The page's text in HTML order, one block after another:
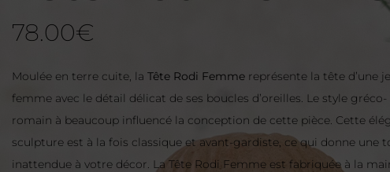
78.00€
Moulée en terre cuite, la Tête Rodi Femme représente la tête d’une
femme avec le détail délicat de ses boucles d’oreilles. Le style gréco-
romain à beaucoup influencé la conception de cette pièce. Cette
sculpture est à la fois classique et avant-gardiste, ce qui donne une
inattendue à votre décor. La Tête Rodi Femme est fabriquée à la